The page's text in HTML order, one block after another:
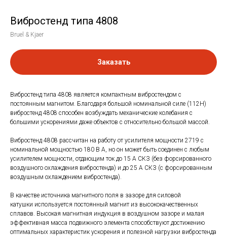
Вибростенд типа 4808
Bruel & Kjaer
Заказать
Вибростенд типа 4808 является компактным вибростендом с
постоянным магнитом. Благодаря большой номинальной силе (112Н)
вибростенд 4808 способен возбуждать механические колебания с
большими ускорениями даже объектов с относительно большой массой.
Вибростенд 4808 рассчитан на работу от усилителя мощности 2719 с
номинальной мощностью 180 В А, но он может быть соединен с любым
усилителем мощности, отдающим ток до 15 А СКЗ (без форсированного
воздушного охлаждения вибростенда) и до 25 А СКЗ (с форсированным
воздушным охлаждением вибростенда).
В качестве источника магнитного поля в зазоре для силовой
катушки используется постоянный магнит из высококачественных
сплавов. Высокая магнитная индукция в воздушном зазоре и малая
эффективная масса подвижного элемента способствуют достижению
оптимальных характеристик ускорения и полезной нагрузки вибростенда